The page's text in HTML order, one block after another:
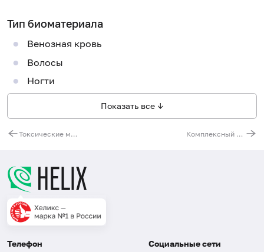
Тип биоматериала
Венозная кровь
Волосы
Ногти
Показать все ↓
Токсические микроэлементы и тяжелые металлы (Hg, Cd, As, Li, Pb, Al) Комплексный анализ на наличие тяжелых металлов и микроэлементов (23 показателя)
Телефон Социальные сети